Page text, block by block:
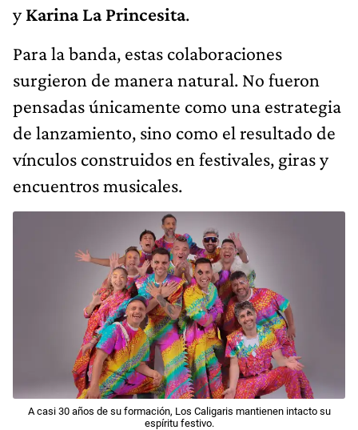
yKarina La Princesita.
Para la banda, estas colaboraciones
surgieron de manera natural. No fueron
pensadas únicamente como una estrategia
de lanzamiento, sino como el resultado de
vínculos construidos en festivales, giras y
encuentros musicales.
A casi 30 años de su formación, Los Caligaris mantienen intacto su
espíritu festivo.